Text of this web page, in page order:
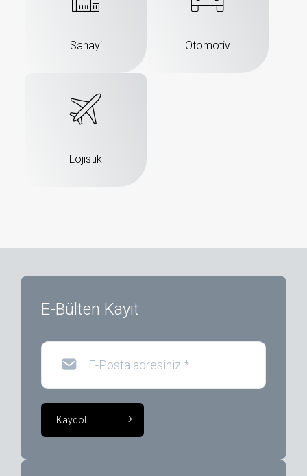
Sanayi Otomotiv
Lojistik
E-Bülten Kayıt
E-Posta adresiniz *
Kaydol